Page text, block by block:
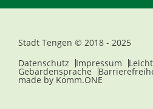
Stadt Tengen © 2018 - 2025
Datenschutz
Impressum
Gebärdensprache
made by Komm.ONE